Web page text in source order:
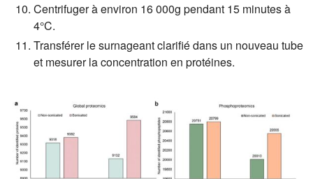
Centrifuger à environ 16 000g pendant 15 minutes à
4°C.
Transférer le surnageant clarifié dans un nouveau tube
et mesurer la concentration en protéines.